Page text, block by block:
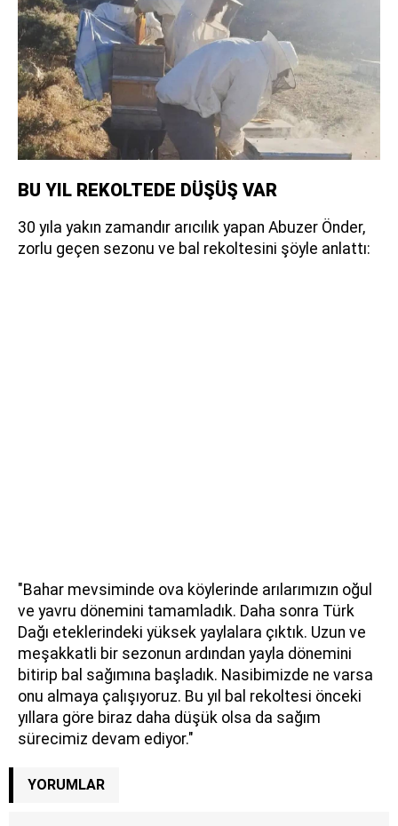
BU YIL REKOLTEDE DÜŞÜŞ VAR
30 yıla yakın zamandır arıcılık yapan Abuzer Önder,
zorlu geçen sezonu ve bal rekoltesini şöyle anlattı:
"Bahar mevsiminde ova köylerinde arılarımızın oğul
ve yavru dönemini tamamladık. Daha sonra Türk
Dağı eteklerindeki yüksek yaylalara çıktık. Uzun ve
meşakkatli bir sezonun ardından yayla dönemini
bitirip bal sağımına başladık. Nasibimizde ne varsa
onu almaya çalışıyoruz. Bu yıl bal rekoltesi önceki
yıllara göre biraz daha düşük olsa da sağım
sürecimiz devam ediyor."
YORUMLAR